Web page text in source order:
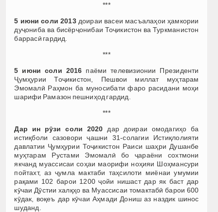
***
5 июни соли 2013доираи васеи масъалаҳои ҳамкории
дуҷониба ва бисёрҷонибаи Тоҷикистон ва Туркманистон
баррасӣ гардид.
***
5 июни соли 2016 паёми телевизионии Президенти
Ҷумҳурии Тоҷикистон, Пешвои миллат муҳтарам
Эмомалӣ Раҳмон ба муносибати фаро расидани моҳи
шарифи Рамазон пешниҳод гардид.
***
Дар ин рӯзи соли 2020 дар доираи омодагиҳо ба
истиқболи сазовори ҷашни 31-солагии Истиқлолияти
давлатии Ҷумҳурии Тоҷикистон Раиси шаҳри Душанбе
муҳтарам Рустами Эмомалӣ бо ҷараёни сохтмони
якчанд муассисаи соҳаи маорифи ноҳияи Шоҳмансури
пойтахт, аз ҷумла мактаби таҳсилоти миёнаи умумии
рақами 102 барои 1200 ҷойи нишаст дар як баст дар
кӯчаи Дӯстии халқҳо ва Муассисаи томактабӣ барои 600
кӯдак, воқеъ дар кӯчаи Аҳмади Дониш аз наздик шинос
шуданд.